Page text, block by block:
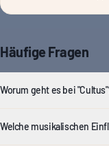
Häufige Fragen
Worum geht es bei
Welche musikalischen